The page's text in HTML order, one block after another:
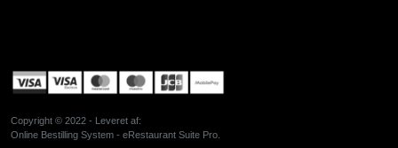
Copyright © 2022 - Leveret af:
Online Bestilling System - eRestaurant Suite Pro.